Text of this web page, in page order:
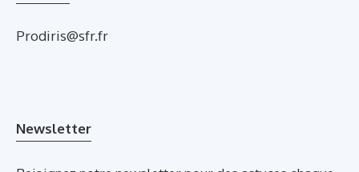
Prodiris@sfr.fr
Newsletter